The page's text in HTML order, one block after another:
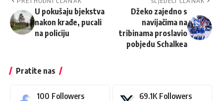
U pokušaju bjekstva
nakon krađe, pucali
na policiju
Džeko zajedno s
navijačima na
tribinama proslavio
pobjedu Schalkea
Pratite nas
100 Followers 69.1K Followers